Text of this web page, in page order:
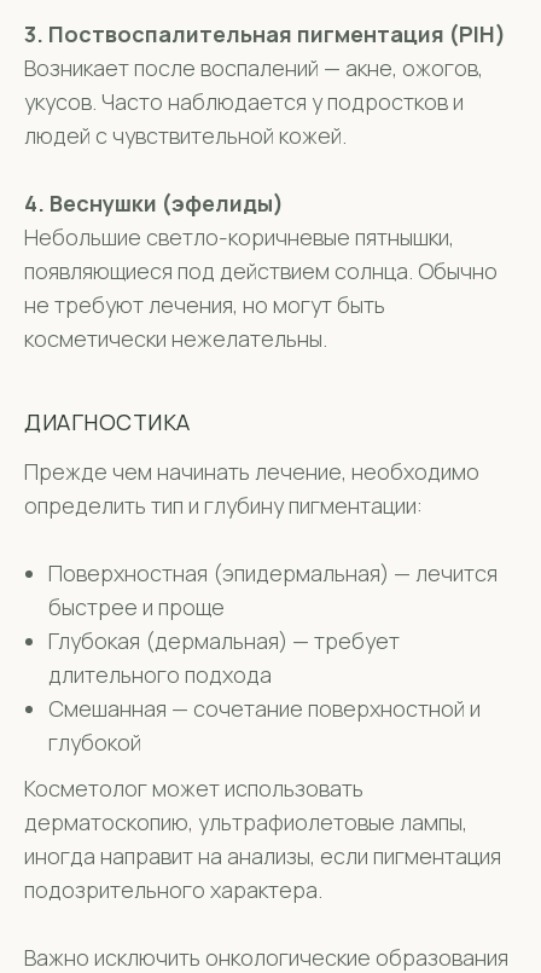
3. Поствоспалительная пигментация (PIH)
Возникает после воспалений — акне, ожогов,
укусов. Часто наблюдается у подростков и
людей с чувствительной кожей.
4. Веснушки (эфелиды)
Небольшие светло-коричневые пятнышки,
появляющиеся под действием солнца. Обычно
не требуют лечения, но могут быть
косметически нежелательны.
ДИАГНОСТИКА
Прежде чем начинать лечение, необходимо
определить тип и глубину пигментации:
Поверхностная (эпидермальная) — лечится
быстрее и проще
Глубокая (дермальная) — требует
длительного подхода
Смешанная — сочетание поверхностной и
глубокой
Косметолог может использовать
дерматоскопию, ультрафиолетовые лампы,
иногда направит на анализы, если пигментация
подозрительного характера.
Важно исключить онкологические образования